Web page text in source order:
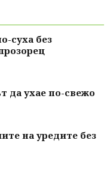
суха без
да ухае по-свежо
на уредите без